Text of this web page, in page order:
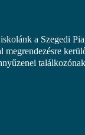
a Szegedi
megrendezésre